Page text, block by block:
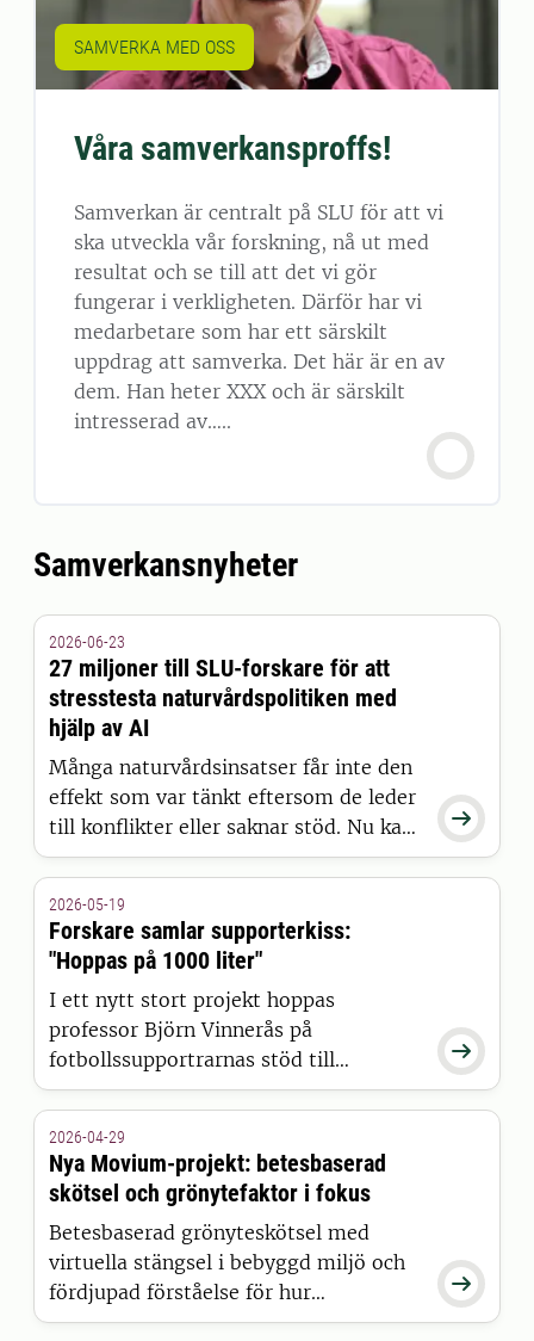
SAMVERKA MED OSS
Våra samverkansproffs!
Samverkan är centralt på SLU för att vi
ska utveckla vår forskning, nå ut med
resultat och se till att det vi gör
fungerar i verkligheten. Därför har vi
medarbetare som har ett särskilt
uppdrag att samverka. Det här är en av
dem. Han heter XXX och är särskilt
intresserad av…..
Samverkansnyheter

2026-06-23
27 miljoner till SLU-forskare för att
stresstesta naturvårdspolitiken med
hjälp av AI
Många naturvårdsinsatser får inte den
effekt som var tänkt eftersom de leder
till konflikter eller saknar stöd. Nu kan
SLU-forskaren Guillaume Chapron tack
vare forskningsanslag på 27 miljoner
kronor utveckla en metod för att
stresstesta naturvårdspolitik innan den
används i verkligheten.

2026-05-19
Forskare samlar supporterkiss:
"Hoppas på 1000 liter"
I ett nytt stort projekt hoppas
professor Björn Vinnerås på
fotbollssupportrarnas stöd till
forskningen. Det handlar om speciella
pissoarer och mobila toaletter kring
Malmö FF:s hemmaarena där urin
samlas in för att bli gödsel.

2026-04-29
Nya Movium-projekt: betesbaserad
skötsel och grönytefaktor i fokus
Betesbaserad grönyteskötsel med
virtuella stängsel i bebyggd miljö och
fördjupad förståelse för hur
bostadsrättsföreningar hanterar